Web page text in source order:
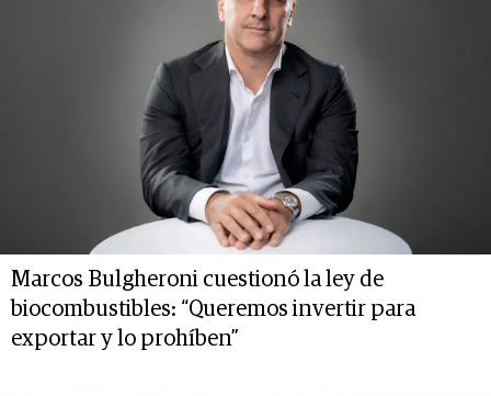
Marcos Bulgheroni cuestionó la ley de
biocombustibles: “Queremos invertir para
exportar y lo prohíben”